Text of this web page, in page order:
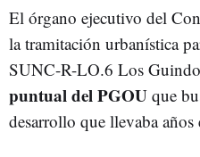
El órgano ejecutivo del
la tramitación urbanística
SUNC-R-LO.6 Los
puntual del PGOU que
desarrollo que llevaba años